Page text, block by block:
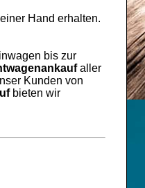
Hand erhalten.
bis zur
aller
Kunden von
bieten wir